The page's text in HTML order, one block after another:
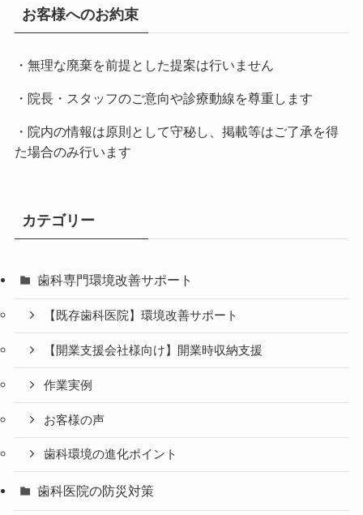
お客様へのお約束
・無理な廃棄を前提とした提案は行いません
・院長・スタッフのご意向や診療動線を尊重します
・院内の情報は原則として守秘し、掲載等はご了承を得
た場合のみ行います
カテゴリー
歯科専門環境改善サポート
【既存歯科医院】環境改善サポート
【開業支援会社様向け】開業時収納支援
作業実例
お客様の声
歯科環境の進化ポイント
歯科医院の防災対策